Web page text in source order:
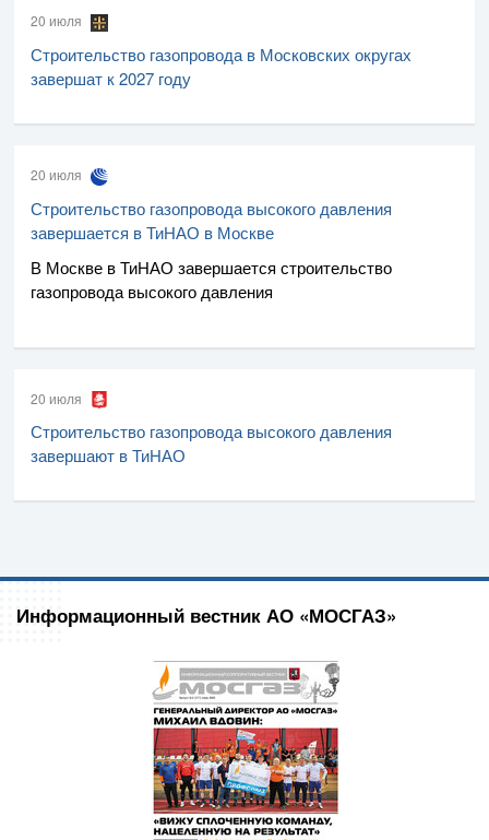
20 июля
Строительство газопровода в Московских округах
завершат к 2027 году
20 июля
Строительство газопровода высокого давления
завершается в ТиНАО в Москве
В Москве в ТиНАО завершается строительство
газопровода высокого давления
20 июля
Строительство газопровода высокого давления
завершают в ТиНАО
Информационный вестник АО «МОСГАЗ»